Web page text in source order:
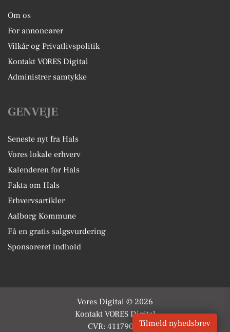
Om os
For annoncører
Vilkår og Privatlivspolitik
Kontakt VORES Digital
Administrer samtykke
GENVEJE
Seneste nyt fra Hals
Vores lokale erhverv
Kalenderen for Hals
Fakta om Hals
Erhvervsartikler
Aalborg Kommune
Få en gratis salgsvurdering
Sponsoreret indhold
Vores Digital © 2026
Kontakt VORES Digital
CVR: 41179082Tilmeld nyhedsbrev